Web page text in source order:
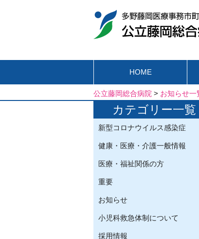
HOME
公立藤岡総合病院 > お知らせ一
カテゴリー一覧
新型コロナウイルス感染症
健康・医療・介護一般情報
医療・福祉関係の方
重要
お知らせ
小児科救急体制について
採用情報